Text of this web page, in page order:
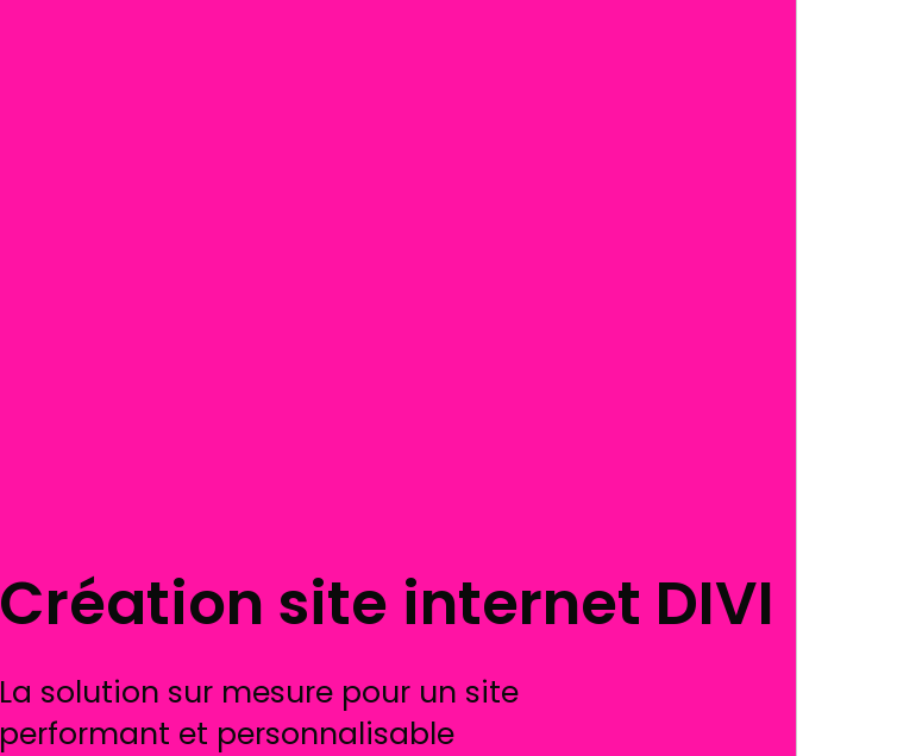
Création site internet DIVI
La solution sur mesure pour un site
performant et personnalisable